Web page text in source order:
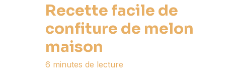
Recette facile de
confiture de melon
maison
6 minutes de lecture